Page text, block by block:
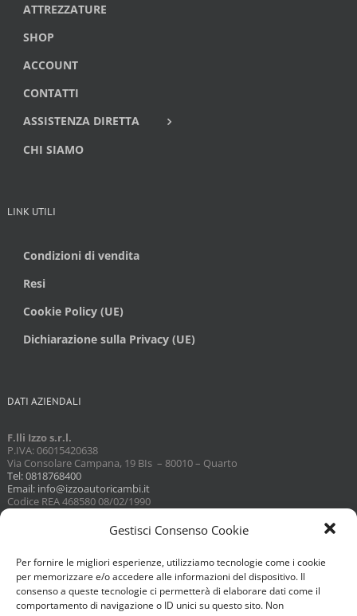
Gestisci Consenso Cookie
Per fornire le migliori esperienze, utilizziamo tecnologie come i cookie
per memorizzare e/o accedere alle informazioni del dispositivo. Il
consenso a queste tecnologie ci permetterà di elaborare dati come il
comportamento di navigazione o ID unici su questo sito. Non
ATTREZZATURE
SHOP
ACCOUNT
CONTATTI
ASSISTENZA DIRETTA
CHI SIAMO
LINK UTILI
Condizioni di vendita
Resi
Cookie Policy (UE)
Dichiarazione sulla Privacy (UE)
DATI AZIENDALI
F.lli Izzo s.r.l.
P.IVA: 06015420638
Via Consolare Campana, 19 BIs – 80010 – Quarto
Tel: 0818768400
Email: info@izzoautoricambi.it
Codice REA 468580 08/02/1990
Capitale sociale 3098,74